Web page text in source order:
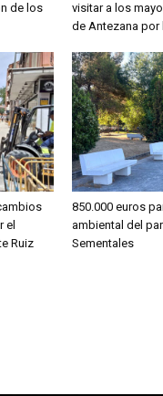
de los
visitar a los
de Antezana
el
Ruiz
850.000 euros
ambiental del
Sementales